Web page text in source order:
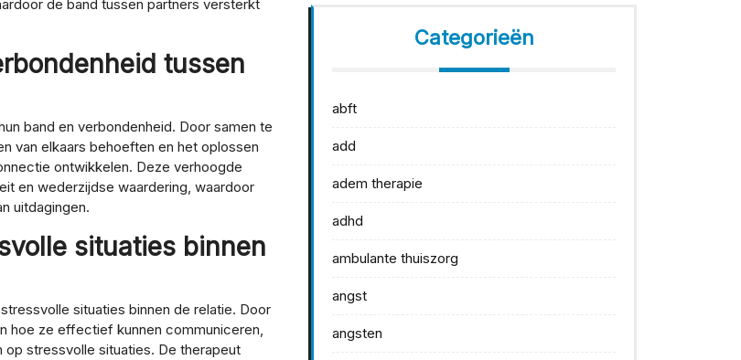
de band tussen partners versterkt
tussen
band en verbondenheid. Door samen te
van elkaars behoeften en het oplossen
ontwikkelen. Deze verhoogde
en wederzijdse waardering, waardoor
uitdagingen.
situaties binnen
situaties binnen de relatie. Door
hoe ze effectief kunnen communiceren,
stressvolle situaties. De therapeut
Categorieën
abft
add
adem therapie
adhd
ambulante thuiszorg
angst
angsten